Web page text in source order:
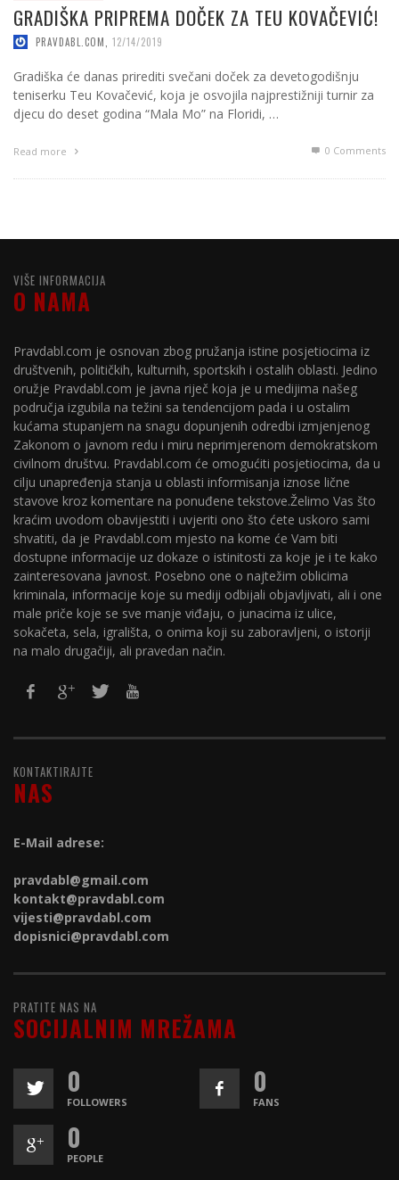
GRADIŠKA PRIPREMA DOČEK ZA TEU KOVAČEVIĆ!
PRAVDABL.COM 12/14/2019
Gradiška će danas prirediti svečani doček za devetogodišnju
teniserku Teu Kovačević, koja je osvojila najprestižniji turnir za
djecu do deset godina “Mala Mo” na Floridi, …
Read more 0 Comments
VIŠE INFORMACIJA
O NAMA
Pravdabl.com je osnovan zbog pružanja istine posjetiocima iz
društvenih, političkih, kulturnih, sportskih i ostalih oblasti. Jedino
oružje Pravdabl.com je javna riječ koja je u medijima našeg
područja izgubila na težini sa tendencijom pada i u ostalim
kućama stupanjem na snagu dopunjenih odredbi izmjenjenog
Zakonom o javnom redu i miru neprimjerenom demokratskom
civilnom društvu. Pravdabl.com će omogućiti posjetiocima, da u
cilju unapređenja stanja u oblasti informisanja iznose lične
stavove kroz komentare na ponuđene tekstove.Želimo Vas što
kraćim uvodom obavijestiti i uvjeriti ono što ćete uskoro sami
shvatiti, da je Pravdabl.com mjesto na kome će Vam biti
dostupne informacije uz dokaze o istinitosti za koje je i te kako
zainteresovana javnost. Posebno one o najtežim oblicima
kriminala, informacije koje su mediji odbijali objavljivati, ali i one
male priče koje se sve manje viđaju, o junacima iz ulice,
sokačeta, sela, igrališta, o onima koji su zaboravljeni, o istoriji
na malo drugačiji, ali pravedan način.
KONTAKTIRAJTE
NAS
E-Mail adrese:
pravdabl@gmail.com
kontakt@pravdabl.com
vijesti@pravdabl.com
dopisnici@pravdabl.com
PRATITE NAS NA
SOCIJALNIM MREŽAMA
0
FOLLOWERS
0
FANS
0
PEOPLE